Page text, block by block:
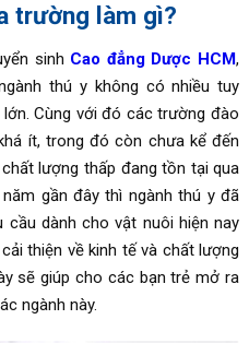
trường làm gì?
sinh Cao đẳng Dược HCM,
thú y không có nhiều tuy
Cùng với đó các trường đào
ít, trong đó còn chưa kể đến
lượng thấp đang tồn tại qua
gần đây thì ngành thú y đã
dành cho vật nuôi hiện nay
thiện về kinh tế và chất lượng
sẽ giúp cho các bạn trẻ mở ra
ngành này.